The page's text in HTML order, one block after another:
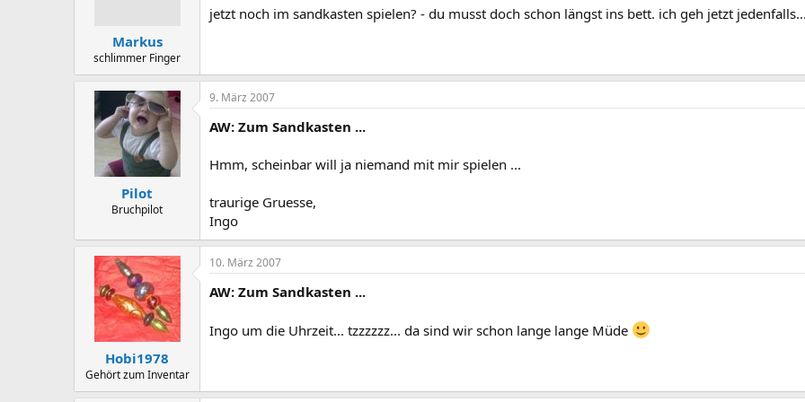
Markus
schlimmer Finger
jetzt noch im sandkasten spielen? - du musst doch schon längst ins bett. ich geh jetzt
Pilot
Bruchpilot
9. März 2007
AW: Zum Sandkasten ...
Hmm, scheinbar will ja niemand mit mir spielen ...
traurige Gruesse,
Ingo
Hobi1978
Gehört zum Inventar
10. März 2007
AW: Zum Sandkasten ...
Ingo um die Uhrzeit... tzzzzzz... da sind wir schon lange lange Müde